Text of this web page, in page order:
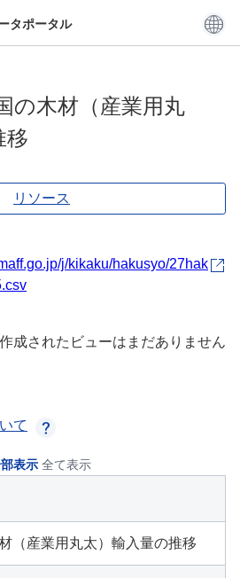
タポータル
の木材（産業用丸
移
リソース
j/kikaku/hakusyo/27hak
成されたビューはまだありません
て
表示 全て表示
（産業用丸太）輸入量の推移